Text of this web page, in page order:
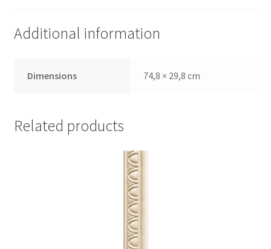
Additional information
Dimensions 74,8 × 29,8 cm
Related products